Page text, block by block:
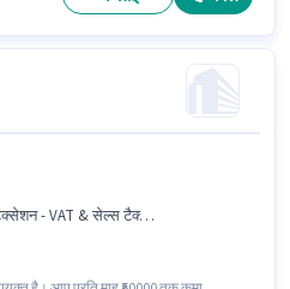
TDS, बुक कीपिंग, बैलेंस शीट, टैक्स रिटर्न्स, ऑडिट